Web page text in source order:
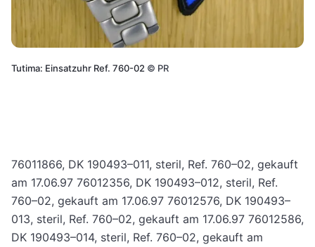
Tutima: Einsatzuhr Ref. 760-02 © PR
76011866, DK 190493–011, steril, Ref. 760–02, gekauft
am 17.06.97 76012356, DK 190493–012, steril, Ref.
760–02, gekauft am 17.06.97 76012576, DK 190493–
013, steril, Ref. 760–02, gekauft am 17.06.97 76012586,
DK 190493–014, steril, Ref. 760–02, gekauft am